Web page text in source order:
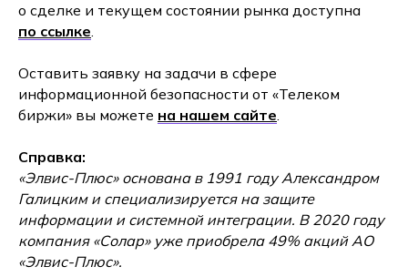
о сделке и текущем состоянии рынка доступна
по ссылке.
Оставить заявку на задачи в сфере
информационной безопасности от «Телеком
биржи» вы можете на нашем сайте.
Справка:
«Элвис-Плюс» основана в 1991 году Александром
Галицким и специализируется на защите
информации и системной интеграции. В 2020 году
компания «Солар» уже приобрела 49% акций АО
«Элвис-Плюс».